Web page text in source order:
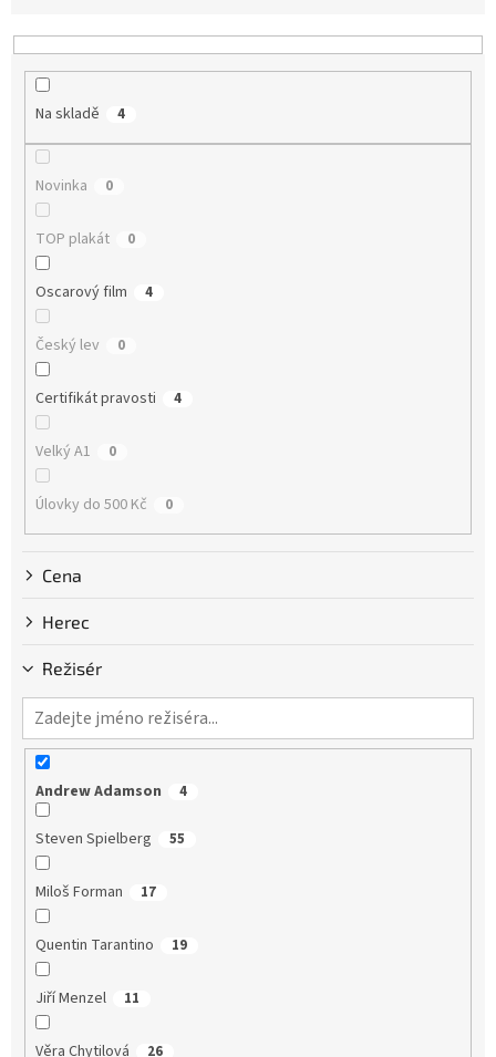
p
Na skladě 4
Novinka 0
TOP plakát 0
Oscarový film 4
Český lev 0
Certifikát pravosti 4
Velký A1 0
Úlovky do 500 Kč 0
Cena
Herec
Režisér
Andrew Adamson 4
Steven Spielberg 55
Miloš Forman 17
Quentin Tarantino 19
Jiří Menzel 11
Věra Chytilová 26